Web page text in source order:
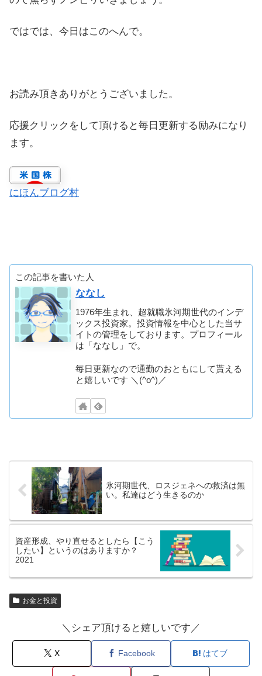
ではでは、今日はこのへんで。
お読み頂きありがとうございました。
応援クリックをして頂けると毎日更新する励みになり
ます。
にほんブログ村
この記事を書いた人
ななし
1976年生まれ、超就職氷河期世代のインデ
ックス投資家。投資情報を中心とした当サ
イトの管理をしております。プロフィール
は「ななし」で。
毎日更新なので通勤のおともにして貰える
と嬉しいです ＼(^o^)／
氷河期世代、ロスジェネへの救済は無
い。私達はどう生きるのか
資産形成、やり直せるとしたら【こう
したい】というのはありますか？
2021
お金と投資
＼シェア頂けると嬉しいです／
X Facebook はてブ